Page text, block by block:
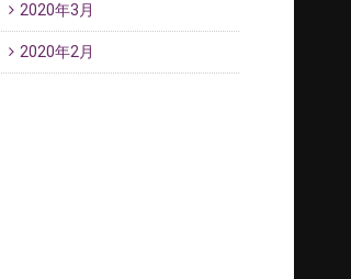
2020年3月
2020年2月